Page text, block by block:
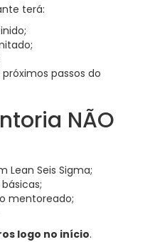
terá:
passos do
NÃO
Lean Seis Sigma;
mentoreado;
logo no início.